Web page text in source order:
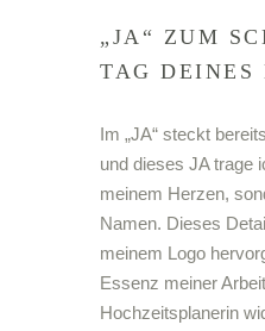
„JA“ ZUM
TAG DEINES
Im „JA“ steckt
und dieses JA trage
meinem Herzen,
Namen. Dieses
meinem Logo
Essenz meiner
Hochzeitsplanerin